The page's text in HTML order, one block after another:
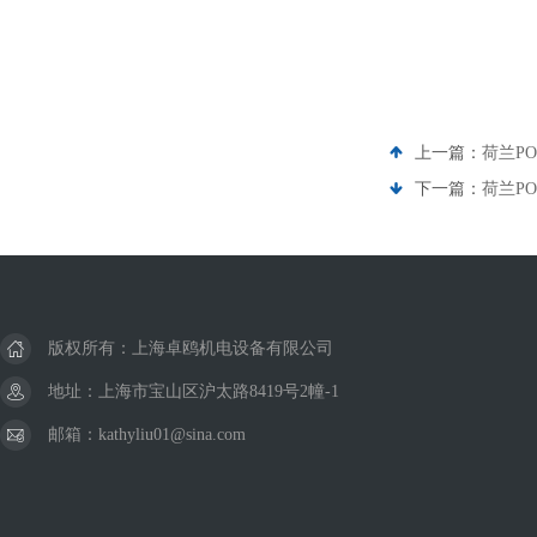
上一篇： 荷兰
下一篇： 荷兰
版权所有：上海卓鸥机电设备有限公司
地址：上海市宝山区沪太路8419号2幢-1
邮箱：kathyliu01@sina.com